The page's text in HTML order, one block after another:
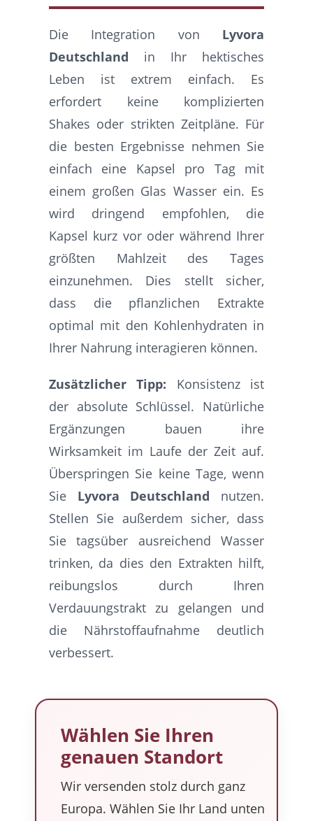
Die Integration von Lyvora
Deutschland in Ihr hektisches
Leben ist extrem einfach. Es
erfordert keine komplizierten
Shakes oder strikten Zeitpläne. Für
die besten Ergebnisse nehmen Sie
einfach eine Kapsel pro Tag mit
einem großen Glas Wasser ein. Es
wird dringend empfohlen, die
Kapsel kurz vor oder während Ihrer
größten Mahlzeit des Tages
einzunehmen. Dies stellt sicher,
dass die pflanzlichen Extrakte
optimal mit den Kohlenhydraten in
Ihrer Nahrung interagieren können.
Zusätzlicher Tipp: Konsistenz ist
der absolute Schlüssel. Natürliche
Ergänzungen bauen ihre
Wirksamkeit im Laufe der Zeit auf.
Überspringen Sie keine Tage, wenn
Sie Lyvora Deutschland nutzen.
Stellen Sie außerdem sicher, dass
Sie tagsüber ausreichend Wasser
trinken, da dies den Extrakten hilft,
reibungslos durch Ihren
Verdauungstrakt zu gelangen und
die Nährstoffaufnahme deutlich
verbessert.
Wählen Sie Ihren
genauen Standort
Wir versenden stolz durch ganz
Europa. Wählen Sie Ihr Land unten